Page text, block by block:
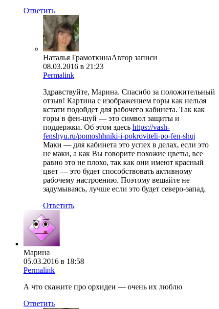
Ответить
Наталья ГрамоткинаАвтор записи
08.03.2016 в 21:23
Permalink
Здравствуйте, Марина. Спасибо за положительный
отзыв! Картина с изображением горы как нельзя
кстати подойдет для рабочего кабинета. Так как
горы в фен-шуй — это символ защиты и
поддержки. Об этом здесь https://vash-
fenshyu.ru/pomoshhniki-i-pokroviteli-po-fen-shuj
Маки — для кабинета это успех в делах, если это
не маки, а как Вы говорите похожие цветы, все
равно это не плохо, так как они имеют красный
цвет — это будет способствовать активному
рабочему настроению. Поэтому вешайте не
задумываясь, лучше если это будет северо-запад.
Ответить
Марина
05.03.2016 в 18:58
Permalink
А что скажите про орхидеи — очень их люблю
Ответить